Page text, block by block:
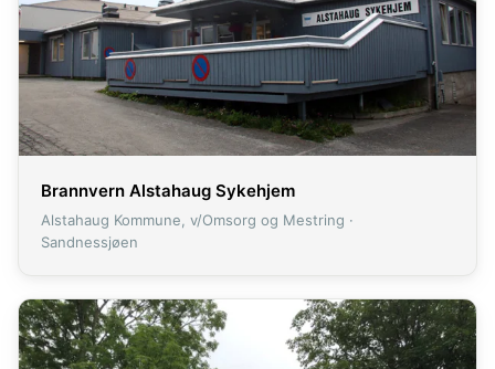
Brannvern Alstahaug Sykehjem
Alstahaug Kommune, v/Omsorg og Mestring ·
Sandnessjøen